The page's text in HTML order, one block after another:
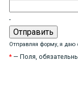
Отправляя форму, я даю
*— Поля,